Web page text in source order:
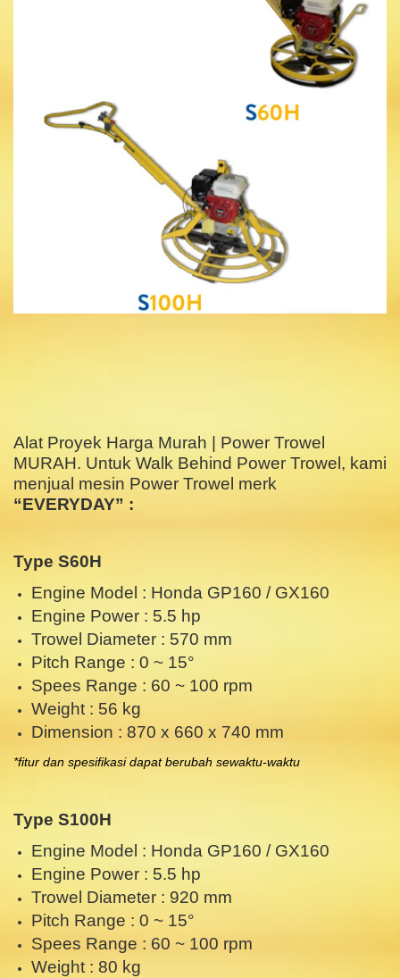
Alat Proyek Harga Murah | Power Trowel
MURAH. Untuk Walk Behind Power Trowel, kami
menjual mesin Power Trowel merk
“EVERYDAY” :
Type S60H
Engine Model : Honda GP160 / GX160
Engine Power : 5.5 hp
Trowel Diameter : 570 mm
Pitch Range : 0 ~ 15°
Spees Range : 60 ~ 100 rpm
Weight : 56 kg
Dimension : 870 x 660 x 740 mm
*fitur dan spesifikasi dapat berubah sewaktu-waktu
.
Type S100H
Engine Model : Honda GP160 / GX160
Engine Power : 5.5 hp
Trowel Diameter : 920 mm
Pitch Range : 0 ~ 15°
Spees Range : 60 ~ 100 rpm
Weight : 80 kg